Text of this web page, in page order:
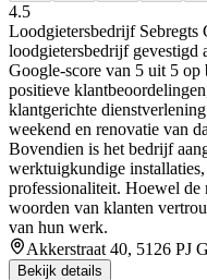
4.5
Loodgietersbedrijf Sebregts
loodgietersbedrijf gevestigd
Google‑score van 5 uit 5 op
positieve
klantgerichte
weekend en renovatie van
Bovendien is het bedrijf
werktuigkundige
professionaliteit. Hoewel
woorden van klanten
van hun werk.
Akkerstraat 40, 5126 PJ
Bekijk details